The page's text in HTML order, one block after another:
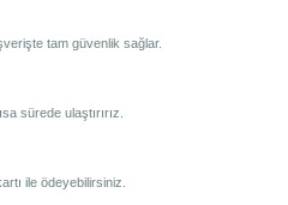
tam güvenlik sağlar.
sürede ulaştırırız.
ile ödeyebilirsiniz.